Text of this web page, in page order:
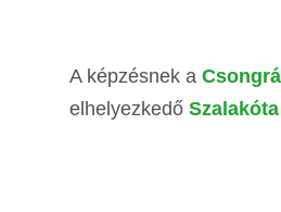
A képzésnek a
elhelyezkedő